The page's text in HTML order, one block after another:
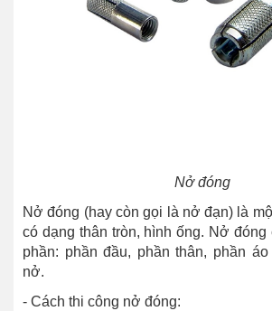
Nở đóng
Nở đóng (hay còn gọi là nở đạn) là
có dạng thân tròn, hình ống. Nở đóng
phần: phần đầu, phần thân, phần
nở.
- Cách thi công nở đóng: